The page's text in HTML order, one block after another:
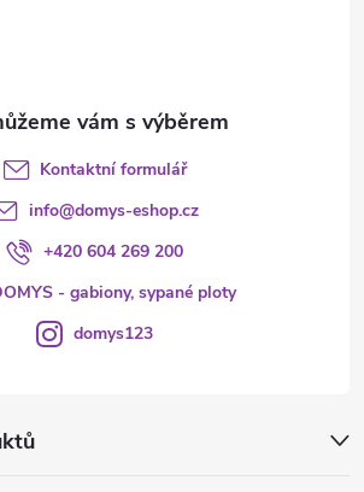
Kontaktní formulář
info@domys-eshop.cz
+420 604 269 200
- gabiony, sypané ploty
domys123